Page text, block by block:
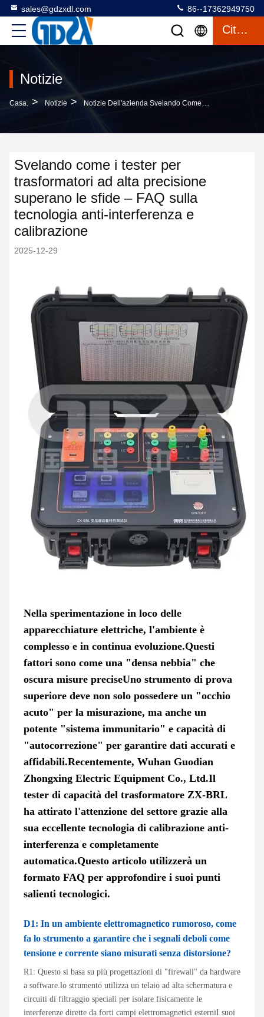
sales@gdzxdl.com 86--17362949750
Citazione
Notizie
Casa. > Notizie > Notizie Dell'azienda Svelando Come I Tester Per Trasformatori Ad Alta Precisione Superano Le Sfide – FAQ Sulla Tecnologia Anti-Interferenza E Calibrazione
Svelando come i tester per
trasformatori ad alta precisione
superano le sfide – FAQ sulla
tecnologia anti-interferenza e
calibrazione
2025-12-29
Nella sperimentazione in loco delle
apparecchiature elettriche, l'ambiente è
complesso e in continua evoluzione.Questi
fattori sono come una "densa nebbia" che
oscura misure preciseUno strumento di prova
superiore deve non solo possedere un "occhio
acuto" per la misurazione, ma anche un
potente "sistema immunitario" e capacità di
"autocorrezione" per garantire dati accurati e
affidabili.Recentemente, Wuhan Guodian
Zhongxing Electric Equipment Co., Ltd.Il
tester di capacità del trasformatore ZX-BRL
ha attirato l'attenzione del settore grazie alla
sua eccellente tecnologia di calibrazione anti-
interferenza e completamente
automatica.Questo articolo utilizzerà un
formato FAQ per approfondire i suoi punti
salienti tecnologici.
D1: In un ambiente elettromagnetico rumoroso, come
fa lo strumento a garantire che i segnali deboli come
tensione e corrente siano misurati senza distorsione?
R1: Questo si basa su più progettazioni di "firewall" da hardware
a software.lo strumento utilizza un telaio ad alta schermatura e
circuiti di filtraggio speciali per isolare fisicamente le
interferenze dirette da forti campi elettromagnetici esterniI suoi